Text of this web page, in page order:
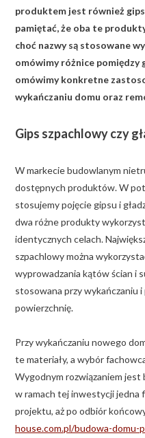
produktem jest również
pamiętać, że oba te
choć nazwy są stosowane
omówimy różnice pomiędzy
omówimy konkretne
wykańczaniu domu oraz
Gips szpachlowy czy
W markecie budowlanym
dostępnych produktów. W
stosujemy pojęcie gipsu i
dwa różne produkty
identycznych celach.
szpachlowy można
wyprowadzania kątów ścian i
stosowana przy wykańczaniu i
powierzchnię.
Przy wykańczaniu nowego
te materiały, a wybór
Wygodnym rozwiązaniem jest
w ramach tej inwestycji jedna
projektu, aż po odbiór
house.com.pl/budowa-domu-